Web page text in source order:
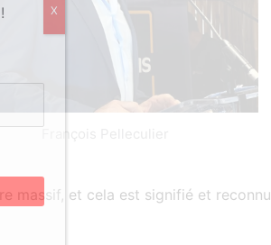
massif, et cela est signifié et reconnu
X